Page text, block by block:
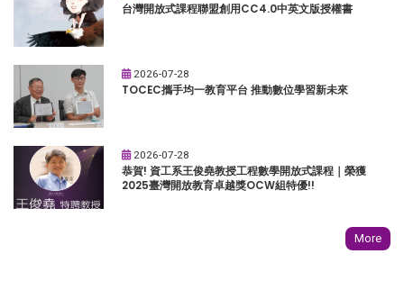
台灣開放式課程聯盟創用CC4.0中英文版授權書
2026-07-28
TOCEC攜手均一教育平台 推動數位學習新未來
2026-07-28
恭賀! 資工系王俊堯教授工程數學開放式課程｜榮獲
2025臺灣開放教育卓越獎OCW組特優!!
More